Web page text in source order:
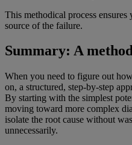
This methodical process
source of the failure.
Summary: A
When you need to figure out
on, a structured, step-by-step
By starting with the simplest
moving toward more complex
isolate the root cause without
unnecessarily.